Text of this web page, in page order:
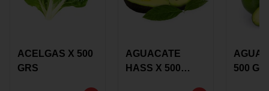
ACELGAS X 500
GRS
AGUACATE
HASS X 500
500